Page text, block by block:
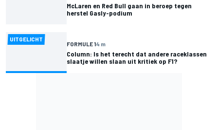
McLaren en Red Bull gaan in beroep tegen
herstel Gasly-podium
UITGELICHT
FORMULE 14 m
Column: Is het terecht dat andere raceklassen
slaatje willen slaan uit kritiek op F1?